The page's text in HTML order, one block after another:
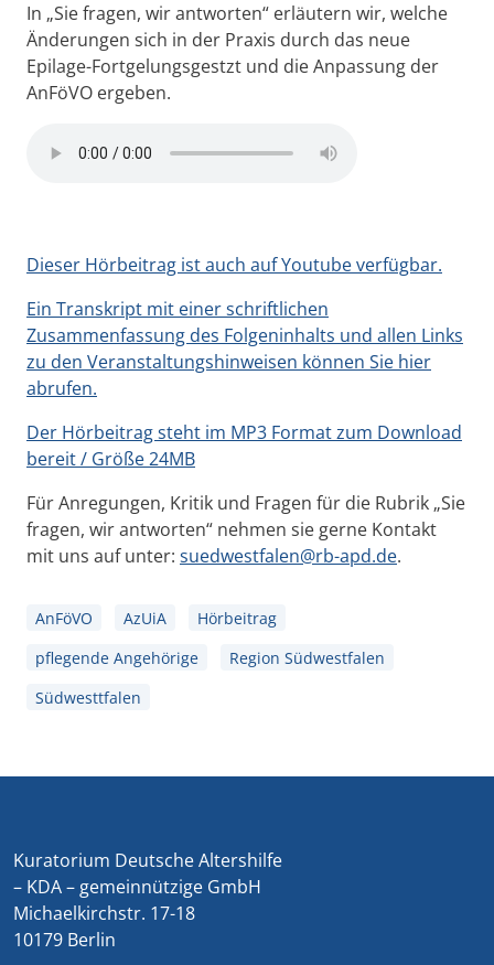
In „Sie fragen, wir antworten“ erläutern wir, welche
Änderungen sich in der Praxis durch das neue
Epilage-Fortgelungsgestzt und die Anpassung der
AnFöVO ergeben.
Dieser Hörbeitrag ist auch auf Youtube verfügbar.
Ein Transkript mit einer schriftlichen
Zusammenfassung des Folgeninhalts und allen Links
zu den Veranstaltungshinweisen können Sie hier
abrufen.
Der Hörbeitrag steht im MP3 Format zum Download
bereit / Größe 24MB
Für Anregungen, Kritik und Fragen für die Rubrik „Sie
fragen, wir antworten“ nehmen sie gerne Kontakt
mit uns auf unter: suedwestfalen@rb-apd.de.
AnFöVO AzUiA
Hörbeitrag
pflegende Angehörige
Region Südwestfalen
Südwesttfalen
Kuratorium Deutsche Altershilfe
– KDA – gemeinnützige GmbH
Michaelkirchstr. 17-18
10179 Berlin